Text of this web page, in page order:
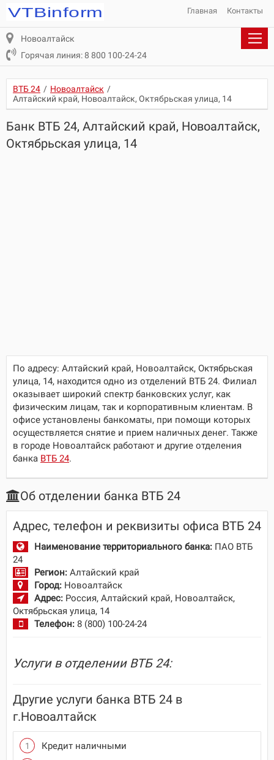
Главная Контакты
Новоалтайск
Горячая линия: 8 800 100-24-24
ВТБ 24 / Новоалтайск /
Алтайский край, Новоалтайск, Октябрьская улица, 14
Банк ВТБ 24, Алтайский край, Новоалтайск,
Октябрьская улица, 14
По адресу: Алтайский край, Новоалтайск, Октябрьская
улица, 14, находится одно из отделений ВТБ 24. Филиал
оказывает широкий спектр банковских услуг, как
физическим лицам, так и корпоративным клиентам. В
офисе установлены банкоматы, при помощи которых
осуществляется снятие и прием наличных денег. Также
в городе Новоалтайск работают и другие отделения
банка ВТБ 24.
Об отделении банка ВТБ 24
Адрес, телефон и реквизиты офиса ВТБ 24
Наименование территориального банка: ПАО ВТБ
24
Регион: Алтайский край
Город: Новоалтайск
Адрес: Россия, Алтайский край, Новоалтайск,
Октябрьская улица, 14
Телефон: 8 (800) 100-24-24
Услуги в отделении ВТБ 24:
Другие услуги банка ВТБ 24 в
г.Новоалтайск
Кредит наличными